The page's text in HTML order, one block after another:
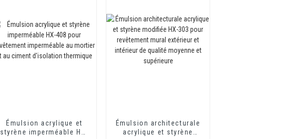
Émulsion acrylique et
styrène imperméable HX-
Émulsion architecturale
acrylique et styrène